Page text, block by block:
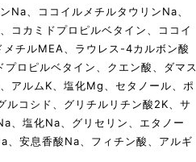
Na、ココイルメチルタウリンNa、
コカミドプロピルベタイン、ココイ
メチルMEA、ラウレス-4カルボン酸
ロピルベタイン、クエン酸、ダマス
アルムK、塩化Mg、セタノール、ポ
ルコシド、グリチルリチン酸2K、サ
、塩化Na、グリセリン、エタノー
、安息香酸Na、フィチン酸、アルギ